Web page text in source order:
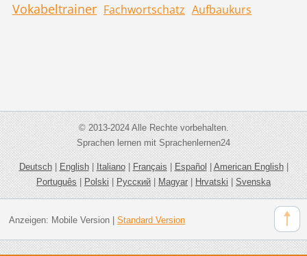
Vokabeltrainer Fachwortschatz Aufbaukurs
© 2013-2024 Alle Rechte vorbehalten.
Sprachen lernen mit Sprachenlernen24
Deutsch|English|Italiano|Français|Español|American English|
Português|Polski|Русский|Magyar|Hrvatski|Svenska
Anzeigen: Mobile Version| Standard Version